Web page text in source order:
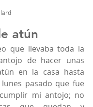
atún
que llevaba toda la
de hacer unas
en la casa hasta
pasado que fue
mi antojo; no